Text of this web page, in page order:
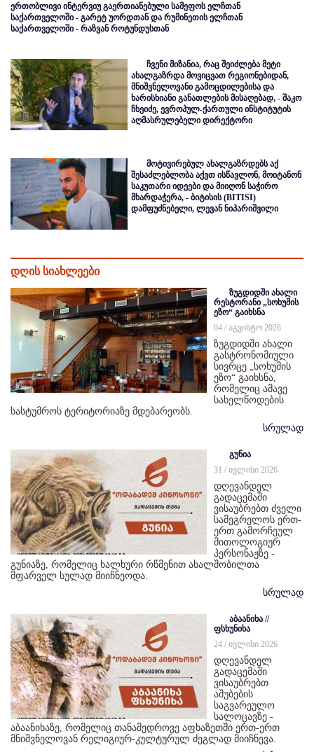
ერთობლივი ინტერვიუ გაერთიანებული სამეფოს ელჩთან
საქართველოში - გარეტ უორდთან და რუმინეთის ელჩთან
საქართველოში - რაზვან როტუნდუსთან
ჩვენი მიზანია, რაც შეიძლება მეტი
ახალგაზრდა მოვიცვათ რეგიონებიდან,
მნიშვნელოვანი გამოცდილებისა და
ხარისხიანი განათლების მისაღებად, - შაკო
ჩხეიძე, ევროპულ-ქართული ინსტიტუტის
აღმასრულებელი დირექტორი
მოტივირებულ ახალგაზრდებს აქ
შესაძლებლობა აქვთ ისწავლონ, მოიტანონ
საკუთარი იდეები და მიიღონ საჭირო
მხარდაჭერა, - ბიტისის (BITISI)
დამფუძნებელი, ლევან ნიპარიშვილი
დღის სიახლეები
ზუგდიდში ახალი
რესტორანი „სოხუმის
ეზო“ გაიხსნა
04 / აგვისტო 2026
ზუგდიდში ახალი
გასტრონომიული
სივრცე „სოხუმის
ეზო“ გაიხსნა,
რომელიც ამავე
სახელწოდების
სასტუმროს ტერიტორიაზე მდებარეობს.
სრულად
გუნია
31 / ივლისი 2026
დღევანდელ
გადაცემაში
ვისაუბრებთ ძველი
სამეგრელოს ერთ-
ერთ გამორჩეულ
მითოლოგიურ
პერსონაჟზე -
გუნიაზე, რომელიც ხალხური რწმენით ახალშობილთა
მფარველ სულად მიიჩნეოდა.
სრულად
აბაანიხა //
ფსხუნიხა
24 / ივლისი 2026
დღევანდელ
გადაცემაში
ვისაუბრებთ
აშუბების
საგვარეულო
სალოცავზე -
აბაანიხაზე, რომელიც თანამედროვე აფხაზეთში ერთ-ერთ
მნიშვნელოვან რელიგიურ-კულტურულ ძეგლად მიიჩნევა.